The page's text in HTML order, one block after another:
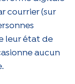
courrier (sur
leur état de
aucun